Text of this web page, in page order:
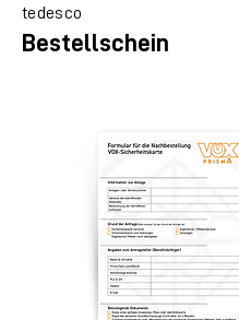
tedesco
Bestellschein